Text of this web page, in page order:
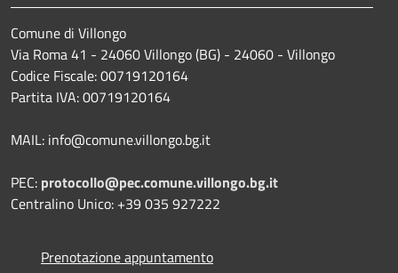
Comune di Villongo
Via Roma 41 - 24060 Villongo (BG) - 24060 - Villongo
Codice Fiscale: 00719120164
Partita IVA: 00719120164
MAIL: info@comune.villongo.bg.it
PEC: protocollo@pec.comune.villongo.bg.it
Centralino Unico: +39 035 927222
Prenotazione appuntamento